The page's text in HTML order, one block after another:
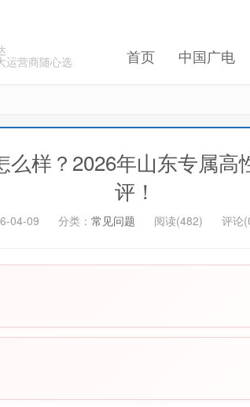
运营商随心选 首页 中国广电
么样？2026年山东专属高
评！
04-09 分类： 常见问题 阅读(482) 评论